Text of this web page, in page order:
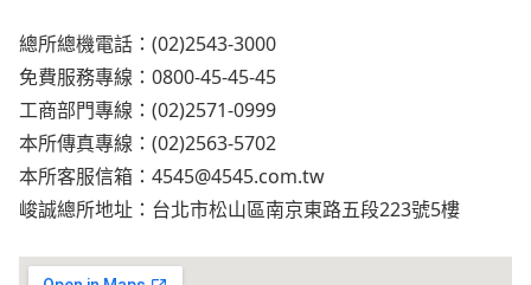
總所總機電話：(02)2543-3000
免費服務專線：0800-45-45-45
工商部門專線：(02)2571-0999
本所傳真專線：(02)2563-5702
本所客服信箱： 4545@4545.com.tw
峻誠總所地址：台北市松山區南京東路五段223號5樓